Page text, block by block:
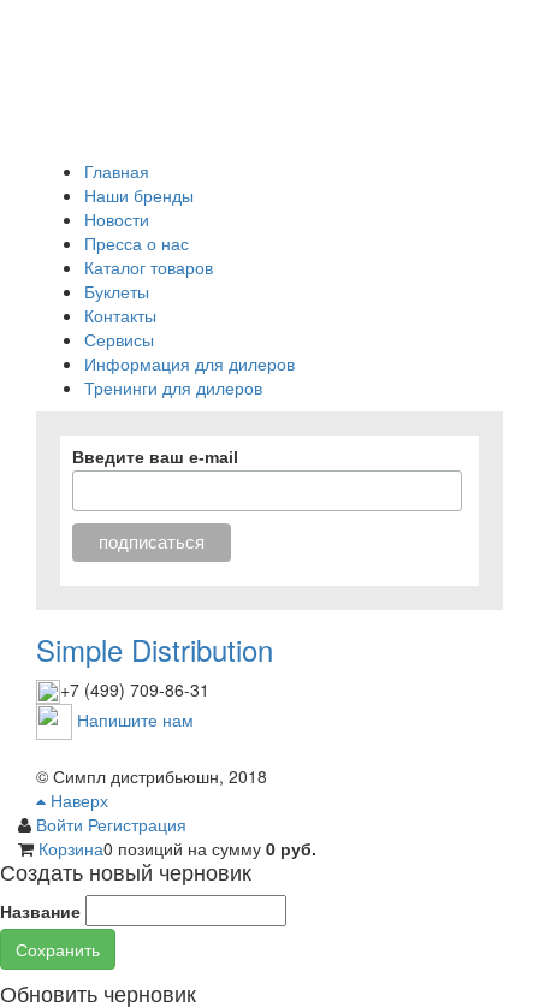
Главная
Наши бренды
Новости
Пресса о нас
Каталог товаров
Буклеты
Контакты
Сервисы
Информация для дилеров
Тренинги для дилеров
Введите ваш e-mail
Simple Distribution
+7 (499) 709-86-31
Напишите нам
© Симпл дистрибьюшн, 2018
Наверх
Войти Регистрация
Корзина0 позиций на сумму 0 руб.
Создать новый черновик
Название
Сохранить
Обновить черновик